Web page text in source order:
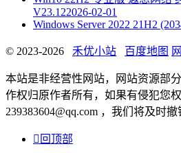
V23.122026-02-01
Windows Server 2022 21H2
© 2023-2026 禾优小站 百度地图
本站是非经营性网站，网站资源部
作权归原作者所有，如果有侵犯您
239383604@qq.com ，我们将及时撤
 回顶部